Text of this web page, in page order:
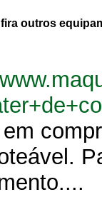
outros